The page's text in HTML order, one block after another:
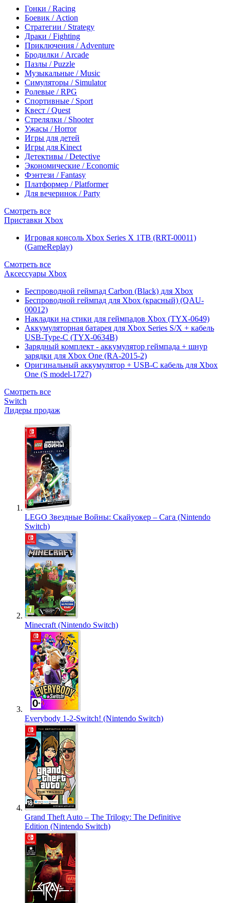
Гонки / Racing
Боевик / Action
Стратегии / Strategy
Драки / Fighting
Приключения / Adventure
Бродилки / Arcade
Пазлы / Puzzle
Музыкальные / Music
Симуляторы / Simulator
Ролевые / RPG
Спортивные / Sport
Квест / Quest
Стрелялки / Shooter
Ужасы / Horror
Игры для детей
Игры для Kinect
Детективы / Detective
Экономические / Economic
Фэнтези / Fantasy
Платформер / Platformer
Для вечеринок / Party
Смотреть все
Приставки Xbox
Игровая консоль Xbox Series X 1TB (RRT-00011)
(GameReplay)
Смотреть все
Аксессуары Xbox
Беспроводной геймпад Carbon (Black) для Xbox
Беспроводной геймпад для Xbox (красный) (QAU-
00012)
Накладки на стики для геймпадов Xbox (TYX-0649)
Аккумуляторная батарея для Xbox Series S/X + кабель
USB-Type-C (TYX-0634B)
Зарядный комплект - аккумулятор геймпада + шнур
зарядки для Xbox One (RA-2015-2)
Оригинальный аккумулятор + USB-C кабель для Xbox
One (S model-1727)
Смотреть все
Switch
Лидеры продаж
LEGO Звездные Войны: Скайуокер – Сага (Nintendo
Switch)
Minecraft (Nintendo Switch)
Everybody 1-2-Switch! (Nintendo Switch)
Grand Theft Auto – The Trilogy: The Definitive
Edition (Nintendo Switch)